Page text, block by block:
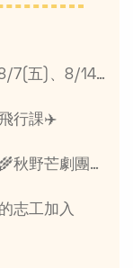
配合政大暑休安排，7/24(五)、8/7(五)、8/14(五)為暑假休息日☀️
行課✈️
故事不會不見，當我們好好相信🌾秋野芒劇團鄉村學校公益巡演
志工加入